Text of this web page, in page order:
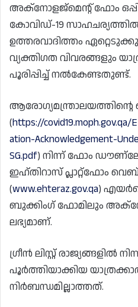
അക്നോളജ്‌മെന്റ് ഫോം
കോവിഡ്-19
ഉത്തരവാദിത്തം
വ്യക്തിഗത വിവരങ്ങളും
പൂരിപ്പിച്ച് നൽകേണ്ടതുണ്ട്.
(https://
ation-Acknowledgement-
SG.pdf) നിന്ന് ഫോം
ഇഹ്തിറാസ് പ്ലാറ്റ്ഫോം
(www.ehteraz.gov.qa)
ബുക്കിംഗ് ഫോമിലും
ലഭ്യമാണ്.
ഗ്രീൻ ലിസ്റ്റ് രാജ്യങ്ങളിൽ
പൂർത്തിയാക്കിയ
നിർബന്ധമില്ലാത്തത്.